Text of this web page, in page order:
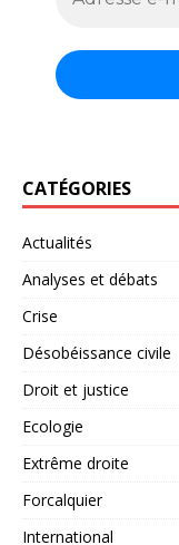
CATÉGORIES
Actualités
Analyses et débats
Crise
Désobéissance civile
Droit et justice
Ecologie
Extrême droite
Forcalquier
International